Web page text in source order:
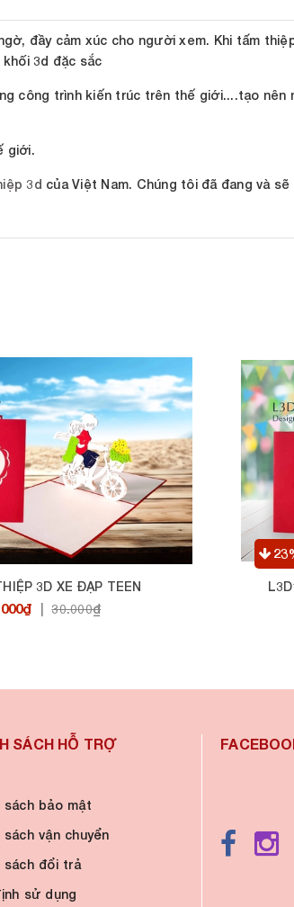
đầy cảm xúc cho người xem. Khi tấm
3d đặc sắc
công trình kiến trúc trên thế giới....tạo
giới.
3d của Việt Nam. Chúng tôi đã đang và
3D XE ĐẠP TEEN
30.000₫
SÁCH HỖ TRỢ
sách bảo mật
sách vận chuyển
sách đổi trả
sử dụng